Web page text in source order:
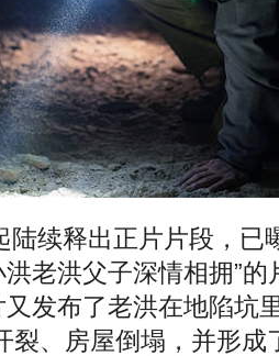
陆续释出正片片段，已
洪老洪父子深情相拥”
发布了老洪在地陷坑
裂、房屋倒塌，并形成